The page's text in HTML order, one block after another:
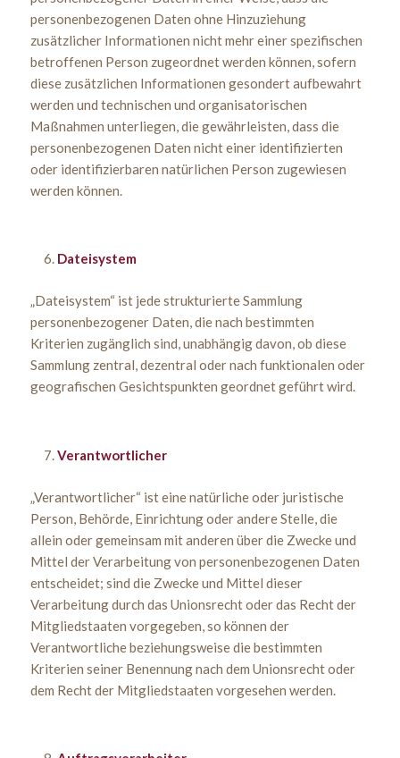
personenbezogenen Daten ohne Hinzuziehung
zusätzlicher Informationen nicht mehr einer spezifischen
betroffenen Person zugeordnet werden können, sofern
diese zusätzlichen Informationen gesondert aufbewahrt
werden und technischen und organisatorischen
Maßnahmen unterliegen, die gewährleisten, dass die
personenbezogenen Daten nicht einer identifizierten
oder identifizierbaren natürlichen Person zugewiesen
werden können.
Dateisystem
„Dateisystem“ ist jede strukturierte Sammlung
personenbezogener Daten, die nach bestimmten
Kriterien zugänglich sind, unabhängig davon, ob diese
Sammlung zentral, dezentral oder nach funktionalen oder
geografischen Gesichtspunkten geordnet geführt wird.
Verantwortlicher
„Verantwortlicher“ ist eine natürliche oder juristische
Person, Behörde, Einrichtung oder andere Stelle, die
allein oder gemeinsam mit anderen über die Zwecke und
Mittel der Verarbeitung von personenbezogenen Daten
entscheidet; sind die Zwecke und Mittel dieser
Verarbeitung durch das Unionsrecht oder das Recht der
Mitgliedstaaten vorgegeben, so können der
Verantwortliche beziehungsweise die bestimmten
Kriterien seiner Benennung nach dem Unionsrecht oder
dem Recht der Mitgliedstaaten vorgesehen werden.